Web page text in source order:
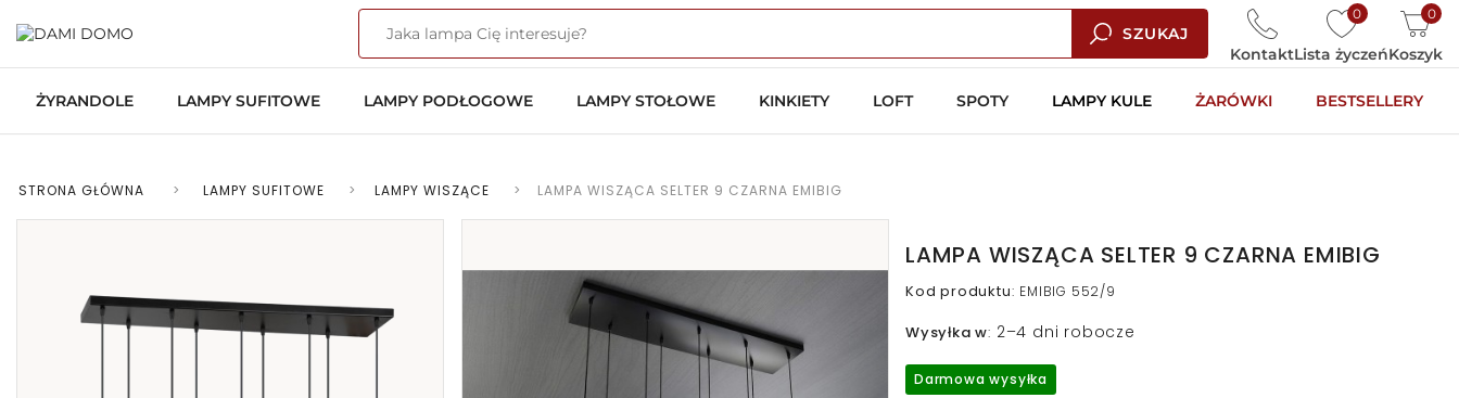
SZUKAJ
0
Lista życzeń
0
Koszyk
Kontakt
ŻYRANDOLE LAMPY SUFITOWE LAMPY PODŁOGOWE LAMPY STOŁOWE KINKIETY LOFT SPOTY LAMPY KULE ŻARÓWKI BESTSELLERY
STRONA GŁÓWNA > LAMPY SUFITOWE > LAMPY WISZĄCE > LAMPA WISZĄCA SELTER 9 CZARNA EMIBIG
LAMPA WISZĄCA SELTER 9 CZARNA EMIBIG
Kod produktu: EMIBIG 552/9
Wysyłka w: 2–4 dni robocze
Darmowa wysyłka